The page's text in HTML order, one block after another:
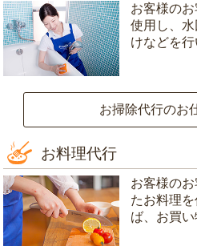
お客様の
使用し、
けなどを行
お掃除代行のお
お料理代行
お客様の
たお料理
ば、お買い